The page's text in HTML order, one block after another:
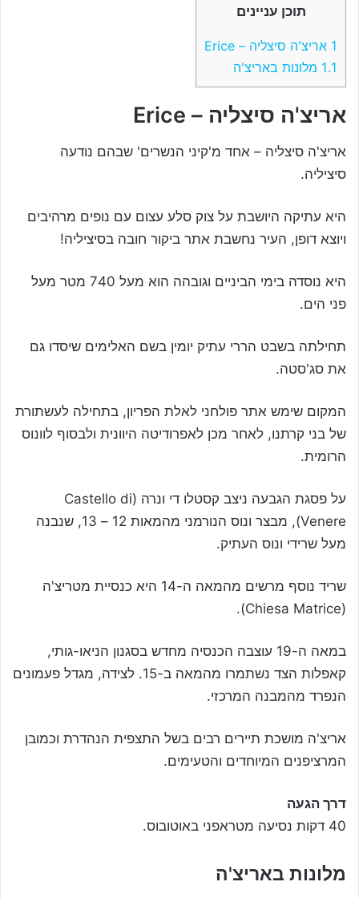
תוכן עניינים
1 אריצ'ה סיצליה – Erice
1.1 מלונות באריצ'ה
אריצ'ה סיצליה – Erice
אריצ'ה סיצליה – אחד מ'קיני הנשרים' שבהם נודעה
סיציליה.
היא עתיקה היושבת על צוק סלע עצום עם נופים מרהיבים
ויוצא דופן, העיר נחשבת אתר ביקור חובה בסיציליה!
היא נוסדה בימי הביניים וגובהה הוא מעל 740 מטר מעל
פני הים.
תחילתה בשבט הררי עתיק יומין בשם האלימים שיסדו גם
את סג'סטה.
המקום שימש אתר פולחני לאלת הפריון, בתחילה לעשתורת
של בני קרתנו, לאחר מכן לאפרודיטה היוונית ולבסוף לוונוס
הרומית.
על פסגת הגבעה ניצב קסטלו די ונרה (Castello di
Venere), מבצר ונוס הנורמני מהמאות 12 – 13, שנבנה
מעל שרידי ונוס העתיק.
שריד נוסף מרשים מהמאה ה-14 היא כנסיית מטריצ'ה
(Chiesa Matrice).
במאה ה-19 עוצבה הכנסיה מחדש בסגנון הניאו-גותי,
קאפלות הצד נשתמרו מהמאה ב-15. לצידה, מגדל פעמונים
הנפרד מהמבנה המרכזי.
אריצ'ה מושכת תיירים רבים בשל התצפית הנהדרת וכמובן
המרציפנים המיוחדים והטעימים.
דרך הגעה
40 דקות נסיעה מטראפני באוטובוס.
מלונות באריצ'ה